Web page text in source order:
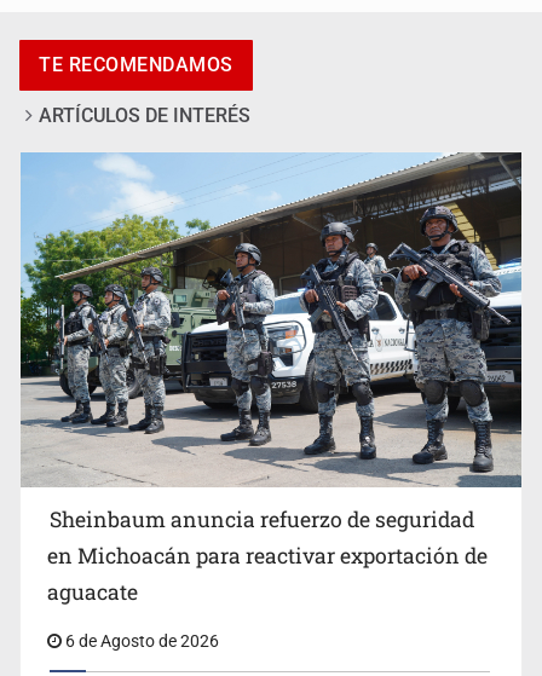
por falta de municiones
Anuncian comité ciudadano para exigir la liberación de
Ernesto Ruffo
TE RECOMENDAMOS
ARTÍCULOS DE INTERÉS
Sheinbaum anuncia refuerzo de seguridad
en Michoacán para reactivar exportación de
aguacate
6 de Agosto de 2026